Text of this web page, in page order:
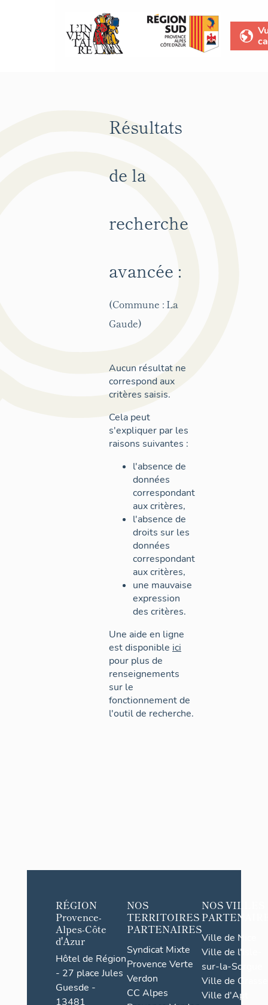
Résultats
de la
recherche
avancée :
(Commune : La
Gaude)
Aucun résultat ne
correspond aux
critères saisis.
Cela peut
s'expliquer par les
raisons suivantes :
l'absence de
données
correspondant
aux critères,
l'absence de
droits sur les
données
correspondant
aux critères,
une mauvaise
expression
des critères.
Une aide en ligne
est disponible ici
pour plus de
renseignements
sur le
fonctionnement de
l'outil de recherche.
RÉGION
Provence-
Alpes-Côte
d'Azur
Hôtel de Région
- 27 place Jules
Guesde -
13481
NOS
TERRITOIRES
PARTENAIRES
Syndicat Mixte
Provence Verte
Verdon
CC Alpes
NOS VILLES
Ville de Nice
Ville de l'Isle-
sur-la-Sorgue
Ville de Grasse
Ville d'Apt